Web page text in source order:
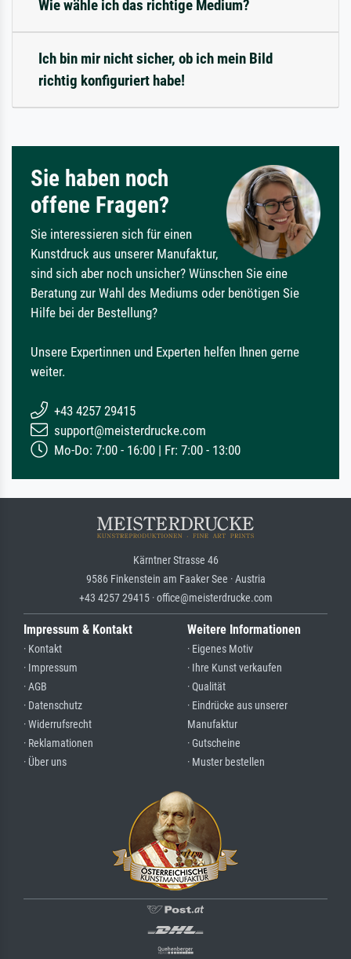
Wie wähle ich das richtige Medium?
Ich bin mir nicht sicher, ob ich mein Bild
richtig konfiguriert habe!
Sie haben noch
offene Fragen?
Sie interessieren sich für einen
Kunstdruck aus unserer Manufaktur,
sind sich aber noch unsicher? Wünschen Sie eine
Beratung zur Wahl des Mediums oder benötigen Sie
Hilfe bei der Bestellung?
Unsere Expertinnen und Experten helfen Ihnen gerne
weiter.
+43 4257 29415
support@meisterdrucke.com
Mo-Do: 7:00 - 16:00 | Fr: 7:00 - 13:00
Kärntner Strasse 46
9586 Finkenstein am Faaker See · Austria
+43 4257 29415 · office@meisterdrucke.com
Impressum & Kontakt
· Kontakt
· Impressum
· AGB
· Datenschutz
· Widerrufsrecht
· Reklamationen
· Über uns
Weitere Informationen
· Eigenes Motiv
· Ihre Kunst verkaufen
· Qualität
· Eindrücke aus unserer
Manufaktur
· Gutscheine
· Muster bestellen